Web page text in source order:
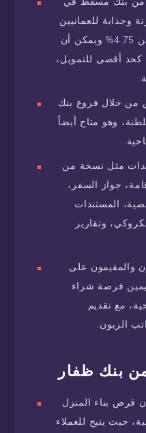
وجذابة للعمانيين
والمقيمين. يبدأ معدل الفائدة من 4.75% ويمكن أن
عماني كحد أقصى للتمويل،
من خلال فروع بنك
وهو متاح أيضاً
مثل نسخة من
جواز السفر،
المستندات
وتقارير
والمقيمون على
فرصة شراء
مع تقديم
الزبون.
قرض بناء المنزل
حيث يتيح للعملاء